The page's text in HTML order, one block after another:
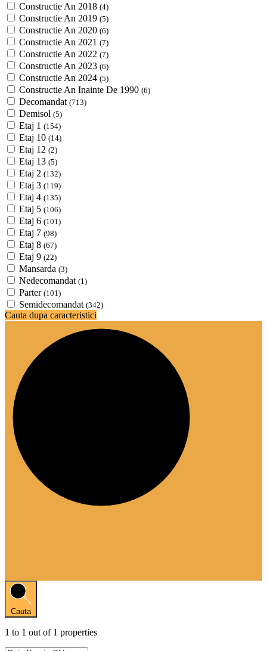
Constructie An 2018 (4)
Constructie An 2019 (5)
Constructie An 2020 (6)
Constructie An 2021 (7)
Constructie An 2022 (7)
Constructie An 2023 (6)
Constructie An 2024 (5)
Constructie An Inainte De 1990 (6)
Decomandat (713)
Demisol (5)
Etaj 1 (154)
Etaj 10 (14)
Etaj 12 (2)
Etaj 13 (5)
Etaj 2 (132)
Etaj 3 (119)
Etaj 4 (135)
Etaj 5 (106)
Etaj 6 (101)
Etaj 7 (98)
Etaj 8 (67)
Etaj 9 (22)
Mansarda (3)
Nedecomandat (1)
Parter (101)
Semidecomandat (342)
Cauta dupa caracteristici
Cauta
1 to 1 out of 1 properties